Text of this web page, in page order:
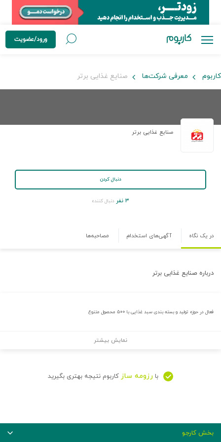
ورود/عضویت
کاربوم معرفی شرکت‌ها صنایع غذایی برتر
صنایع غذایی برتر
دنبال کردن
۳ نفر دنبال کننده
در یک نگاه آگهی‌های استخدام مصاحبه‌ها
درباره صنایع غذایی برتر
فعال در حوزه تولید و بسته بندی سبد غذایی با ۵۰۰ محصول متنوع
نمایش بیشتر
با رزومه ساز کاربوم نتیجه بهتری بگیرید
بخش کارجو